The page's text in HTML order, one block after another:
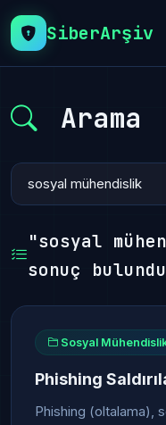
SiberArşiv
Arama
"sosyal
sonuç bulundu
Sosyal
Phishing
Phishing (oltalama),